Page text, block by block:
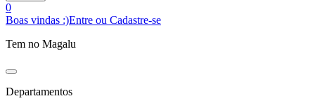
0
Boas vindas :)Entre ou Cadastre-se
Tem no Magalu
Departamentos